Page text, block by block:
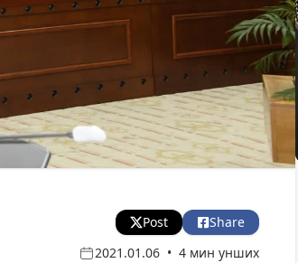
Post
Share
2021.01.06 • 4 мин унших